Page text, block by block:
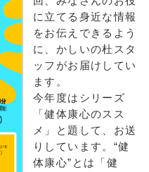
に立てる身近な情報
をお伝えできるよう
に、かしいの杜スタ
ッフがお届けしてい
ます。
今年度はシリーズ
「健体康心のスス
メ」と題して、お送
りしています。“健
体康心”とは「健